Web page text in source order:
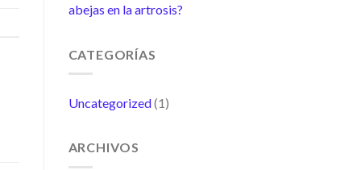
abejas en la artrosis?
CATEGORÍAS
Uncategorized(1)
ARCHIVOS